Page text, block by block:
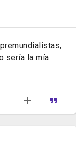
sería la mía